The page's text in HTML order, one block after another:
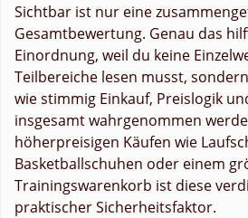
Sichtbar ist nur eine
Gesamtbewertung. Genau das
Einordnung, weil du keine
Teilbereiche lesen musst,
wie stimmig Einkauf, Preislogik
insgesamt wahrgenommen
höherpreisigen Käufen wie
Basketballschuhen oder einem
Trainingswarenkorb ist diese
praktischer Sicherheitsfaktor.